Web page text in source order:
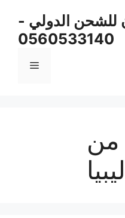
للشحن الدولي -
0560533140
القائمة